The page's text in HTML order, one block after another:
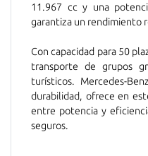
11.967 cc y una
garantiza un rendimiento
Con capacidad para 50
transporte de grupos
turísticos. Mercedes-
durabilidad, ofrece en
entre potencia y
seguros.